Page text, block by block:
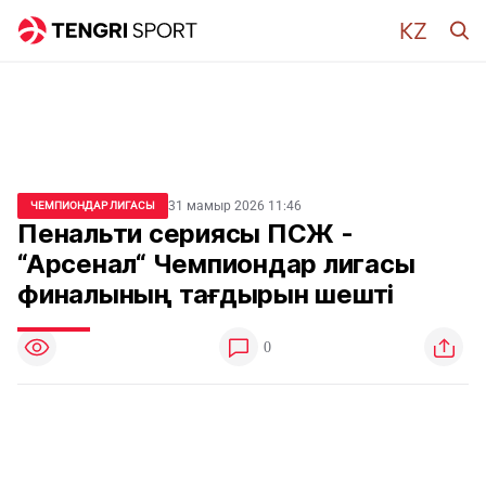
ЧЕМПИОНДАР ЛИГАСЫ 31 мамыр 2026 11:46
Пенальти сериясы ПСЖ -
“Арсенал“ Чемпиондар лигасы
финалының тағдырын шешті
0